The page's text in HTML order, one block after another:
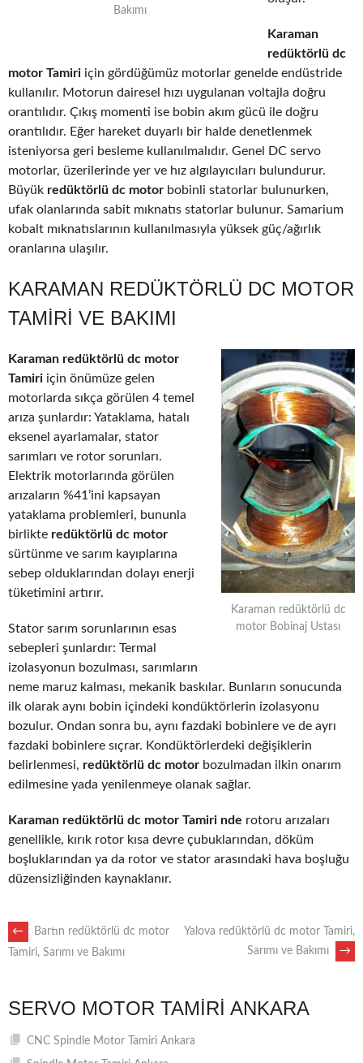
Bakımı
Karaman
redüktörlü dc
motor Tamiri için gördüğümüz motorlar genelde endüstride
kullanılır. Motorun dairesel hızı uygulanan voltajla doğru
orantılıdır. Çıkış momenti ise bobin akım gücü ile doğru
orantılıdır. Eğer hareket duyarlı bir halde denetlenmek
isteniyorsa geri besleme kullanılmalıdır. Genel DC servo
motorlar, üzerilerinde yer ve hız algılayıcıları bulundurur.
Büyük redüktörlü dc motor bobinli statorlar bulunurken,
ufak olanlarında sabit mıknatıs statorlar bulunur. Samarium
kobalt mıknatıslarının kullanılmasıyla yüksek güç/ağırlık
oranlarına ulaşılır.
KARAMAN REDÜKTÖRLÜ DC MOTOR
TAMIRI VE BAKIMI
Karaman redüktörlü dc
motor Bobinaj Ustası
Karaman redüktörlü dc motor
Tamiri için önümüze gelen
motorlarda sıkça görülen 4 temel
arıza şunlardır: Yataklama, hatalı
eksenel ayarlamalar, stator
sarımları ve rotor sorunları.
Elektrik motorlarında görülen
arızaların %41’ini kapsayan
yataklama problemleri, bununla
birlikte redüktörlü dc motor
sürtünme ve sarım kayıplarına
sebep olduklarından dolayı enerji
tüketimini artırır.
Stator sarım sorunlarının esas
sebepleri şunlardır: Termal
izolasyonun bozulması, sarımların
neme maruz kalması, mekanik baskılar. Bunların sonucunda
ilk olarak aynı bobin içindeki kondüktörlerin izolasyonu
bozulur. Ondan sonra bu, aynı fazdaki bobinlere ve de ayrı
fazdaki bobinlere sıçrar. Kondüktörlerdeki değişiklerin
belirlenmesi, redüktörlü dc motor bozulmadan ilkin onarım
edilmesine yada yenilenmeye olanak sağlar.
Karaman redüktörlü dc motor Tamiri nde rotoru arızaları
genellikle, kırık rotor kısa devre çubuklarından, döküm
boşluklarından ya da rotor ve stator arasındaki hava boşluğu
düzensizliğinden kaynaklanır.
POST
←
Bartın redüktörlü dc motor
Tamiri, Sarımı ve Bakımı
Yalova redüktörlü dc motor Tamiri,
Sarımı ve Bakımı
→
SERVO MOTOR TAMIRI ANKARA
CNC Spindle Motor Tamiri Ankara